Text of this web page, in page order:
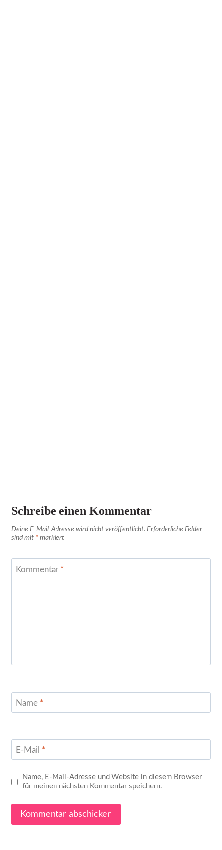
Schreibe einen Kommentar
Deine E-Mail-Adresse wird nicht veröffentlicht. Erforderliche Felder
sind mit * markiert
Kommentar *
Name *
E-Mail *
Name, E-Mail-Adresse und Website in diesem Browser
für meinen nächsten Kommentar speichern.